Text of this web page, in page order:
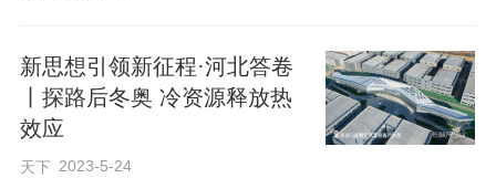
居民的实际行动。
新思想引领新征程·河北答卷
丨探路后冬奥 冷资源释放热
效应
天下 2023-5-24